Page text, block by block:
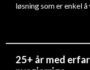
løsning som er enkel
25+ år med